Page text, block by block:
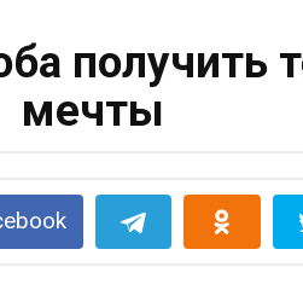
получить
мечты